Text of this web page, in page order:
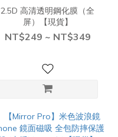
2.5D 高清透明鋼化膜（全
屏）【現貨】
NT$249 ~ NT$349